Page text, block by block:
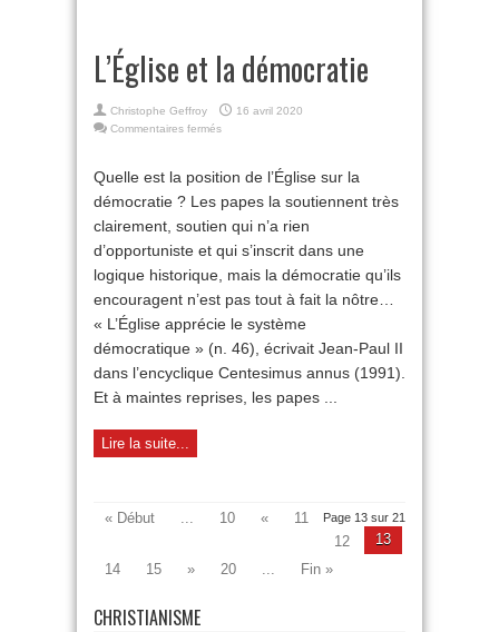
L’Église et la démocratie
Christophe Geffroy
16 avril 2020
Commentaires fermés
la
démocratie
Quelle est la position de l’Église sur la
démocratie ? Les papes la soutiennent très
clairement, soutien qui n’a rien
d’opportuniste et qui s’inscrit dans une
logique historique, mais la démocratie qu’ils
encouragent n’est pas tout à fait la nôtre…
« L’Église apprécie le système
démocratique » (n. 46), écrivait Jean-Paul II
dans l’encyclique Centesimus annus (1991).
Et à maintes reprises, les papes ...
Lire la suite...
Page 13 sur 21
« Début ... 10 «
11
12
13
14
15 » 20 ... Fin »
CHRISTIANISME